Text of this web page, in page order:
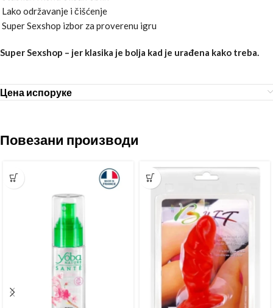
Lako održavanje i čišćenje
Super Sexshop izbor za proverenu igru
Super Sexshop – jer klasika je bolja kad je urađena kako treba.
Цена испоруке
Повезани производи